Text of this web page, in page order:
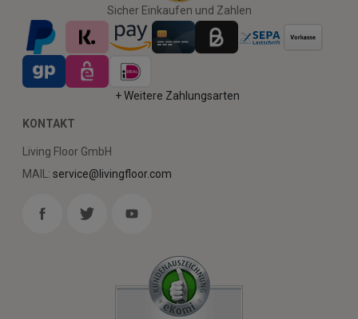
Sicher Einkaufen und Zahlen
+ Weitere Zahlungsarten
KONTAKT
Living Floor GmbH
MAIL: service@livingfloor.com